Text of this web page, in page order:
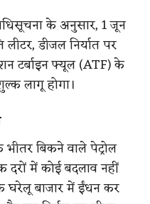
के अनुसार, 1 जून
लीटर, डीजल निर्यात पर
टर्बाइन फ्यूल (ATF) के
लागू होगा।
बिकने वाले पेट्रोल
में कोई बदलाव नहीं
घरेलू बाजार में ईंधन कर